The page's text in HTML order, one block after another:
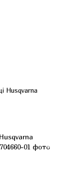
Husqvarna